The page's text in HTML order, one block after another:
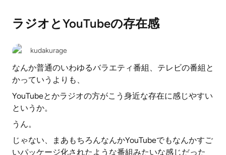
ラジオとYouTubeの存在感
kudakurage
なんか普通のいわゆるバラエティ番組、テレビの番組と
かっていうよりも、
YouTubeとかラジオの方がこう身近な存在に感じやすい
というか。
うん。
じゃない、まあもちろんなんかYouTubeでもなんかすご
いパッケージ化されたような番組みたいな感じだった